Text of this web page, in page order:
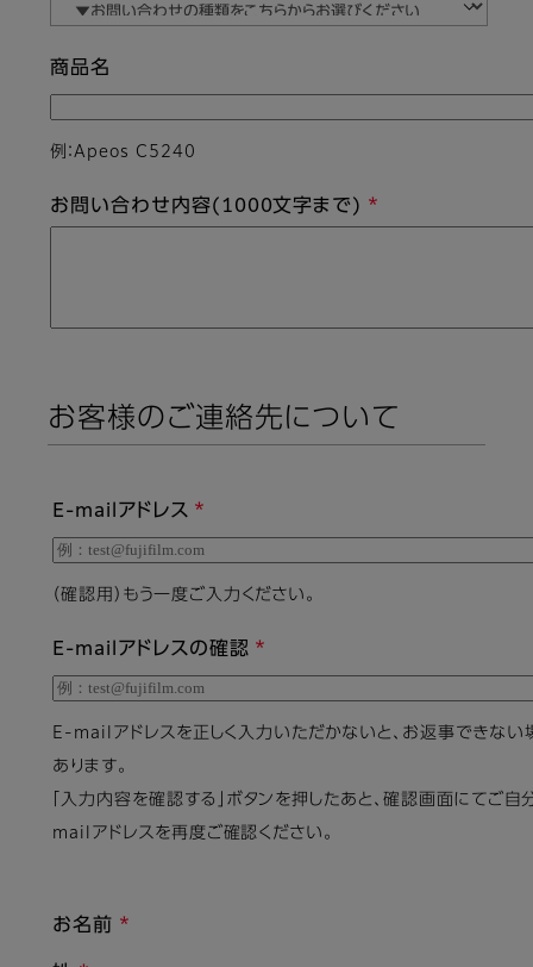
商品名
例：Apeos C5240
お問い合わせ内容(1000文字まで)
お客様のご連絡先について
E-mailアドレス
（確認用）もう一度ご入力ください。
E-mailアドレスの確認
E-mailアドレスを正しく入力いただかないと、お返事できない
あります。
「入力内容を確認する」ボタンを押したあと、確認画面にてご自
mailアドレスを再度ご確認ください。
お名前